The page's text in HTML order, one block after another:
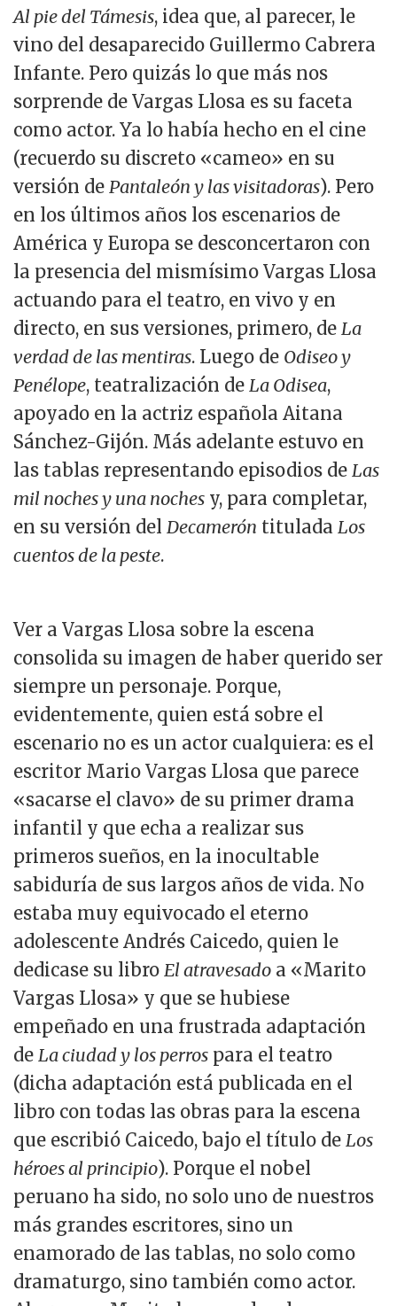
Al pie del Támesis, idea que, al parecer, le
vino del desaparecido Guillermo Cabrera
Infante. Pero quizás lo que más nos
sorprende de Vargas Llosa es su faceta
como actor. Ya lo había hecho en el cine
(recuerdo su discreto «cameo» en su
versión de Pantaleón y las visitadoras). Pero
en los últimos años los escenarios de
América y Europa se desconcertaron con
la presencia del mismísimo Vargas Llosa
actuando para el teatro, en vivo y en
directo, en sus versiones, primero, de La
verdad de las mentiras. Luego de Odiseo y
Penélope, teatralización de La Odisea,
apoyado en la actriz española Aitana
Sánchez-Gijón. Más adelante estuvo en
las tablas representando episodios de Las
mil noches y una noches y, para completar,
en su versión del Decamerón titulada Los
cuentos de la peste.
Ver a Vargas Llosa sobre la escena
consolida su imagen de haber querido ser
siempre un personaje. Porque,
evidentemente, quien está sobre el
escenario no es un actor cualquiera: es el
escritor Mario Vargas Llosa que parece
«sacarse el clavo» de su primer drama
infantil y que echa a realizar sus
primeros sueños, en la inocultable
sabiduría de sus largos años de vida. No
estaba muy equivocado el eterno
adolescente Andrés Caicedo, quien le
dedicase su libro El atravesado a «Marito
Vargas Llosa» y que se hubiese
empeñado en una frustrada adaptación
de La ciudad y los perros para el teatro
(dicha adaptación está publicada en el
libro con todas las obras para la escena
que escribió Caicedo, bajo el título de Los
héroes al principio). Porque el nobel
peruano ha sido, no solo uno de nuestros
más grandes escritores, sino un
enamorado de las tablas, no solo como
dramaturgo, sino también como actor.